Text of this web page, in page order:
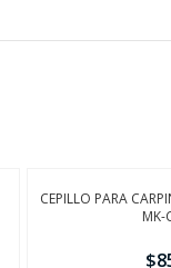
CEPILLO PARA
MK-
$